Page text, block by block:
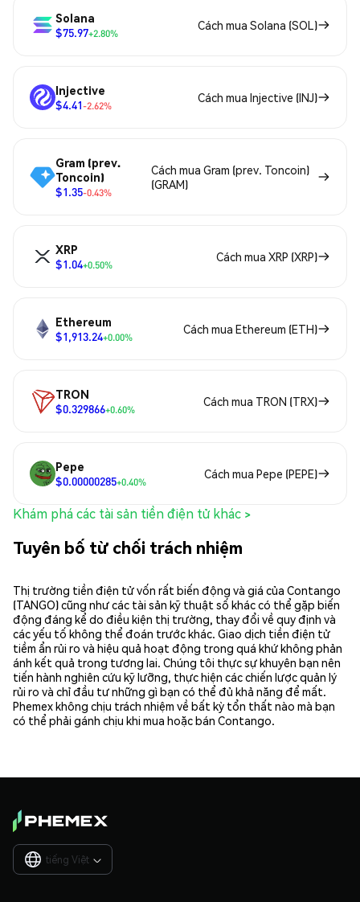
Solana
$75.97+2.80%
Cách mua Solana (SOL)
Injective
$4.41-2.62%
Cách mua Injective (INJ)
Gram (prev.
Toncoin)
$1.35-0.43%
Cách mua Gram (prev. Toncoin)
(GRAM)
XRP
$1.04+0.50%
Cách mua XRP (XRP)
Ethereum
$1,913.24+0.00%
Cách mua Ethereum (ETH)
TRON
$0.329866+0.60%
Cách mua TRON (TRX)
Pepe
$0.00000285+0.40%
Cách mua Pepe (PEPE)
Khám phá các tài sản tiền điện tử khác >
Tuyên bố từ chối trách nhiệm
Thị trường tiền điện tử vốn rất biến động và giá của Contango
(TANGO) cũng như các tài sản kỹ thuật số khác có thể gặp biến
động đáng kể do điều kiện thị trường, thay đổi về quy định và
các yếu tố không thể đoán trước khác. Giao dịch tiền điện tử
tiềm ẩn rủi ro và hiệu quả hoạt động trong quá khứ không phản
ánh kết quả trong tương lai. Chúng tôi thực sự khuyên bạn nên
tiến hành nghiên cứu kỹ lưỡng, thực hiện các chiến lược quản lý
rủi ro và chỉ đầu tư những gì bạn có thể đủ khả năng để mất.
Phemex không chịu trách nhiệm về bất kỳ tổn thất nào mà bạn
có thể phải gánh chịu khi mua hoặc bán Contango.
tiếng Việt 